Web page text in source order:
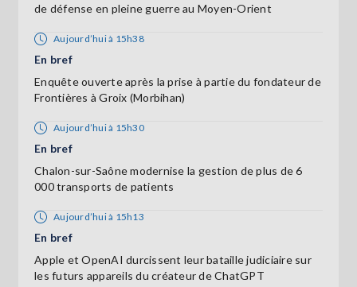
de défense en pleine guerre au Moyen-Orient
Aujourd’hui à 15h38
En bref
Enquête ouverte après la prise à partie du fondateur de
Frontières à Groix (Morbihan)
Aujourd’hui à 15h30
En bref
Chalon-sur-Saône modernise la gestion de plus de 6
000 transports de patients
Aujourd’hui à 15h13
En bref
Apple et OpenAI durcissent leur bataille judiciaire sur
les futurs appareils du créateur de ChatGPT